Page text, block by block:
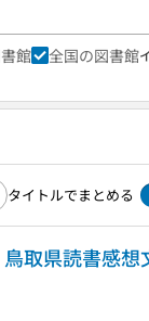
館 全国の図書館
タイトルでまとめる
鳥取県読書感